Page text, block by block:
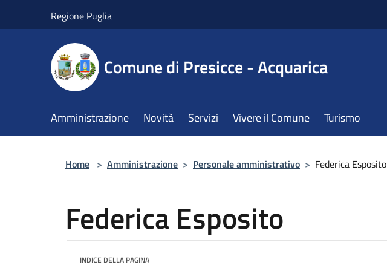
Regione Puglia
Comune di Presicce - Acquarica
Amministrazione Novità Servizi Vivere il Comune Turismo
Home > Amministrazione > Personale amministrativo > Federica Esposito
Federica Esposito
INDICE DELLA PAGINA